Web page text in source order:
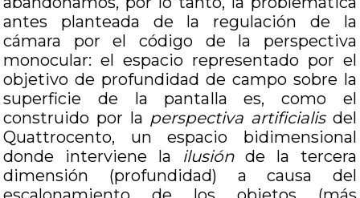
antes planteada de la regulación de la
cámara por el código de la perspectiva
monocular: el espacio representado por el
objetivo de profundidad de campo sobre la
superficie de la pantalla es, como el
construido por la perspectiva artificialisdel
Quattrocento, un espacio bidimensional
donde interviene la
ilusiónde la tercera
dimensión (profundidad) a causa del